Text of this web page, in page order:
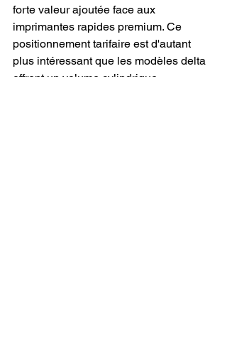
forte valeur ajoutée face aux
imprimantes rapides premium. Ce
positionnement tarifaire est d'autant
plus intéressant que les modèles delta
offrent un volume cylindrique